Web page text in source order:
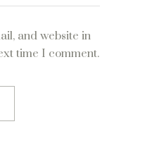
and website in
time I comment.